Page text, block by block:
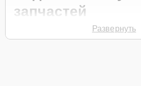
запчастей
Для ремонта синтезатора модели
Развернуть